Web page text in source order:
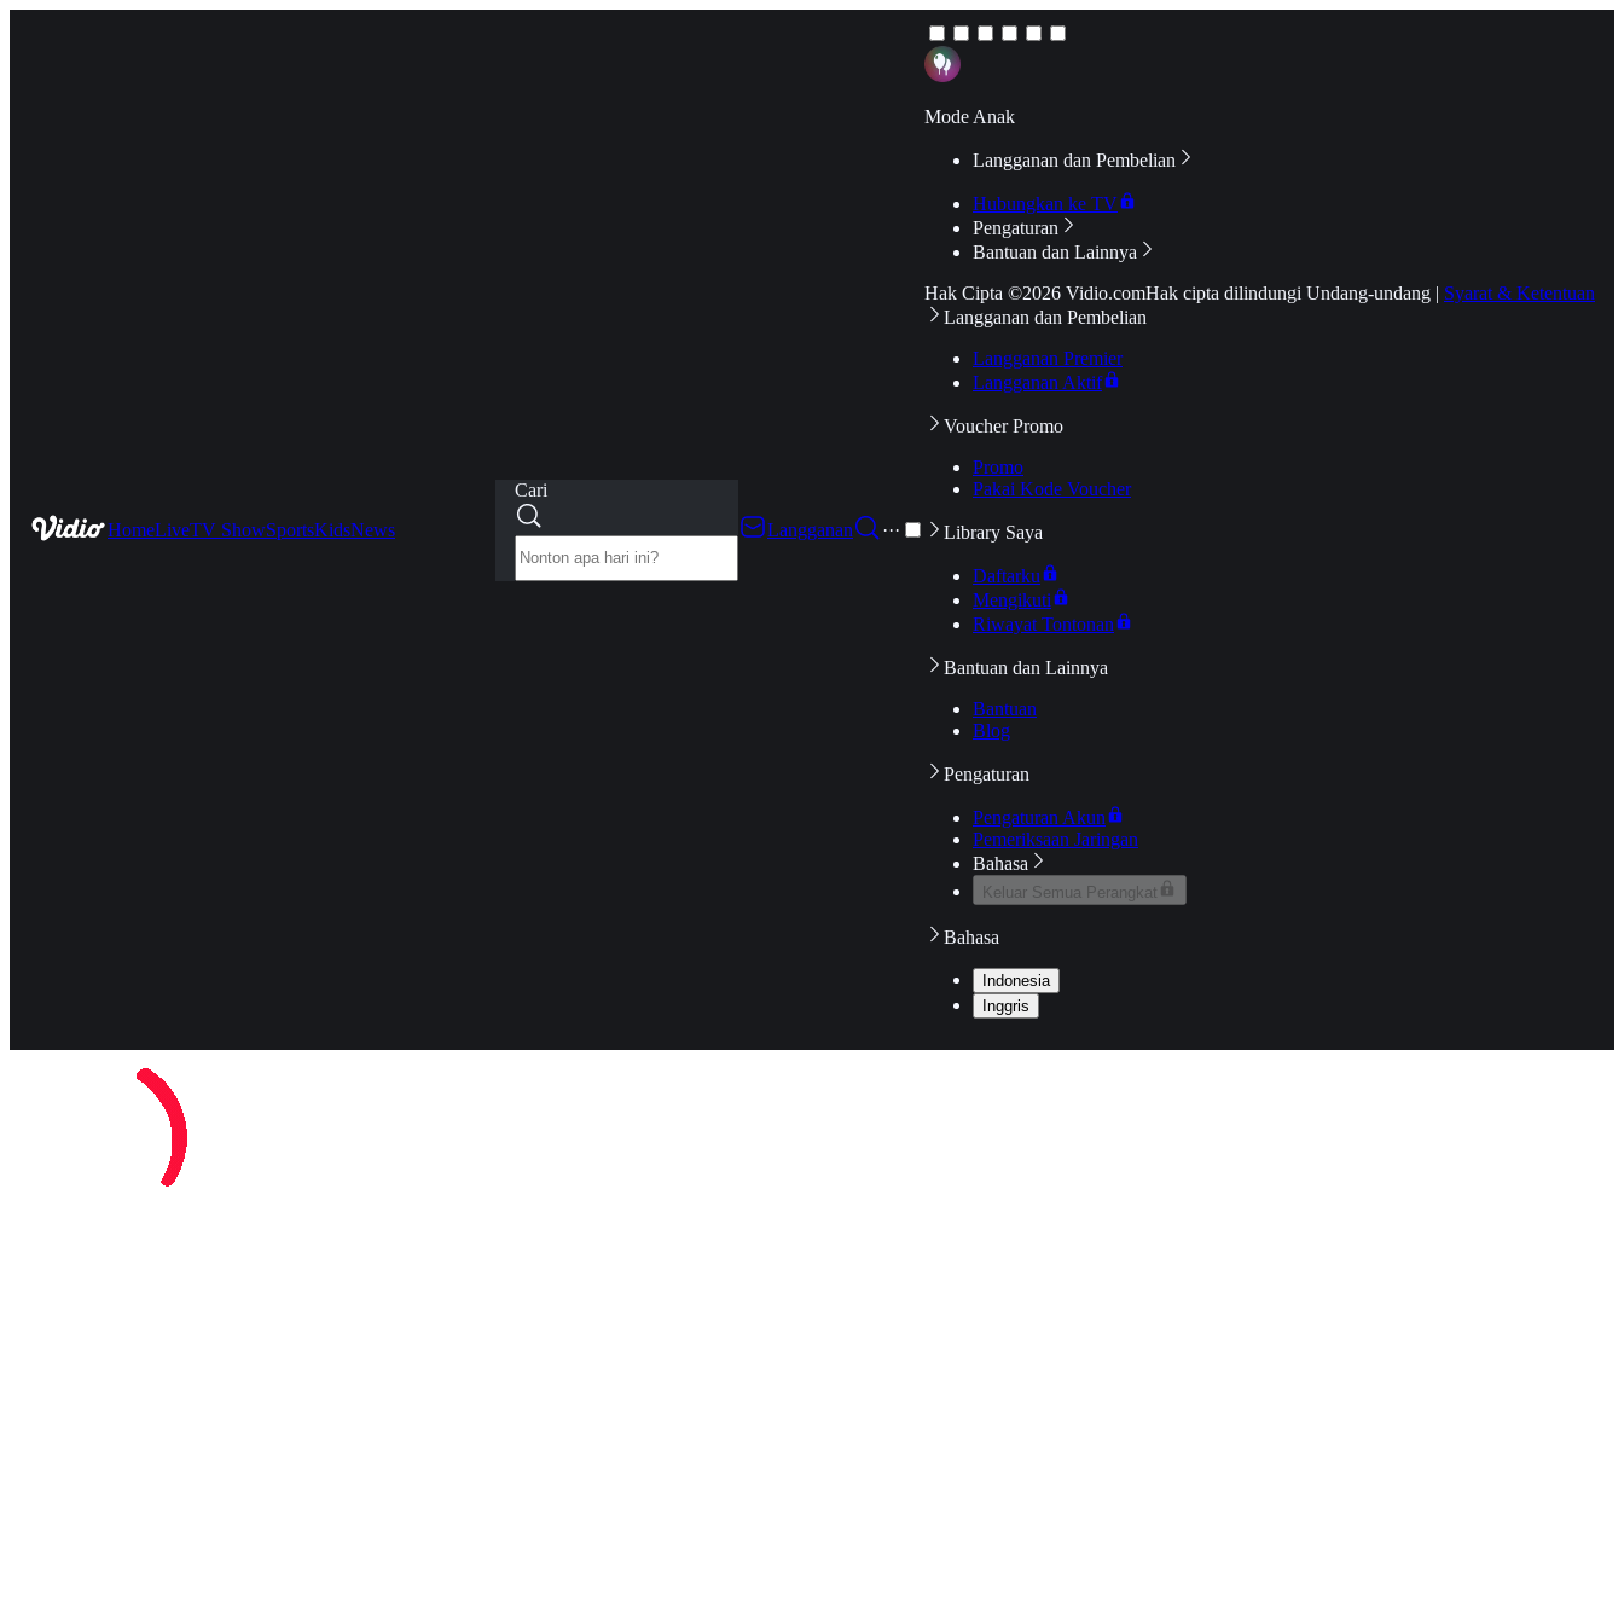
HomeLiveTV ShowSportsKidsNews
Cari
Langganan
···
Mode Anak
Langganan dan Pembelian
Hubungkan ke TV
Pengaturan
Bantuan dan Lainnya
Hak Cipta ©2026 Vidio.comHak cipta dilindungi Undang-undang | Syarat & Ketentuan
Langganan dan Pembelian
Langganan Premier
Langganan Aktif
Voucher Promo
Promo
Pakai Kode Voucher
Library Saya
Daftarku
Mengikuti
Riwayat Tontonan
Bantuan dan Lainnya
Bantuan
Blog
Pengaturan
Pengaturan Akun
Pemeriksaan Jaringan
Bahasa
Keluar Semua Perangkat
Bahasa
Indonesia
Inggris